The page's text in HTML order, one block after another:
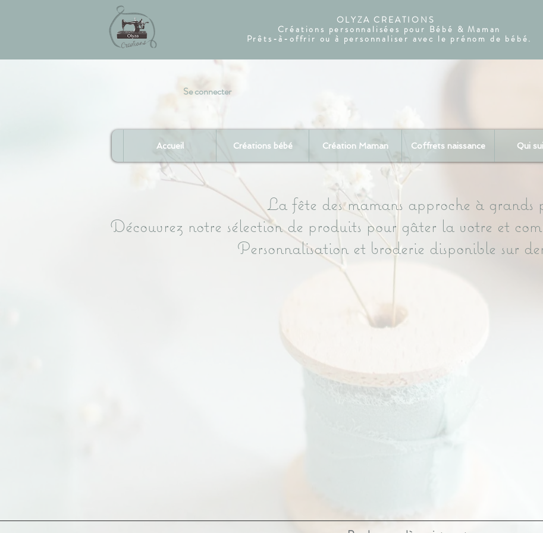
OLYZA CREATIONS
Créations personnalisées pour Bébé & Maman
Prêts-à-offrir ou à personnaliser avec le prénom de bébé.
Se connecter
Accueil Créations bébé Création Maman Coffrets naissance Qui
La fête des mamans approche à grands
Découvrez notre sélection de produits pour gâter la votre et
Personnalisation et broderie disponible sur